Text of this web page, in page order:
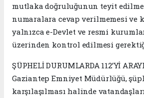
mutlaka doğruluğunun teyit
numaralara cevap verilmemesi
yalnızca e-Devlet ve resmi
üzerinden kontrol edilmesi
ŞÜPHELİ DURUMLARDA 112’Yİ
Gaziantep Emniyet Müdürlüğü,
karşılaşılması halinde